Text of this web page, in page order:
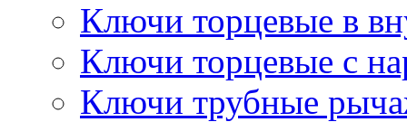
Ключи торцевые в
Ключи торцевые с
Ключи трубные